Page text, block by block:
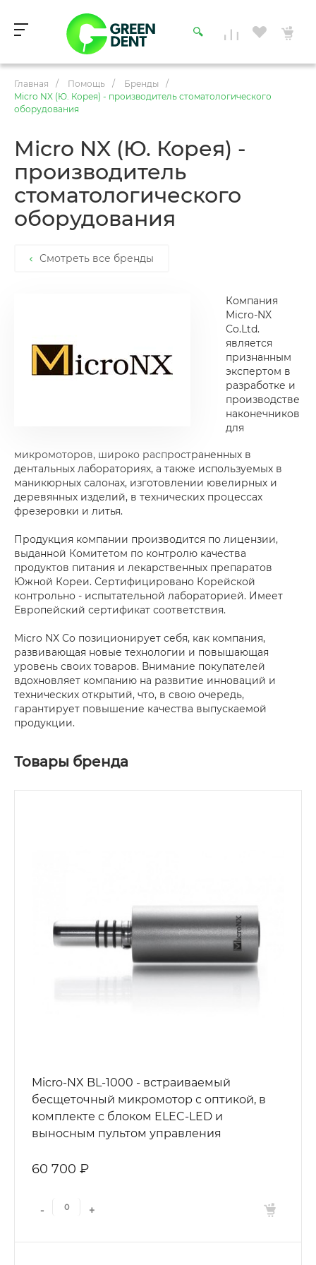
Главная / Помощь / Бренды
/
Micro NX (Ю. Корея) - производитель стоматологического
оборудования
Micro NX (Ю. Корея) -
производитель
стоматологического
оборудования
Смотреть все бренды
Компания
Micro-NX
Co.Ltd.
является
признанным
экспертом в
разработке и
производстве
наконечников
для
микромоторов, широко распространенных в
дентальных лабораториях, а также используемых в
маникюрных салонах, изготовлении ювелирных и
деревянных изделий, в технических процессах
фрезеровки и литья.
Продукция компании производится по лицензии,
выданной Комитетом по контролю качества
продуктов питания и лекарственных препаратов
Южной Кореи. Сертифицировано Корейской
контрольно - испытательной лабораторией. Имеет
Европейский сертификат соответствия.
Micro NX Co позиционирует себя, как компания,
развивающая новые технологии и повышающая
уровень своих товаров. Внимание покупателей
вдохновляет компанию на развитие инноваций и
технических открытий, что, в свою очередь,
гарантирует повышение качества выпускаемой
продукции.
Товары бренда
Micro-NX BL-1000 - встраиваемый
бесщеточный микромотор с оптикой, в
комплекте с блоком ELEC-LED и
выносным пультом управления
60 700 ₽
- +